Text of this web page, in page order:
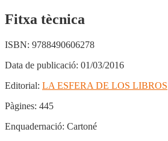
Fitxa tècnica
ISBN: 9788490606278
Data de publicació: 01/03/2016
Editorial: LA ESFERA DE LOS LIBROS
Pàgines: 445
Enquadernació: Cartoné